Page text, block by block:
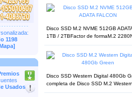
1198
]
Usados
Disco SSD M.2 NVME 512GB
1TB / 2TBFactor de formaM.2
Disco SSD Western Digital 480Gb
completa de Disco SSD M.2